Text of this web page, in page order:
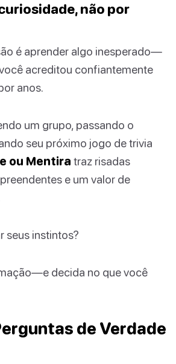
não por
é aprender algo inesperado—
acreditou confiantemente
anos.
um grupo, passando o
seu próximo jogo de trivia
ou Mentira traz risadas
e um valor de
seus instintos?
decida no que você
de Verdade